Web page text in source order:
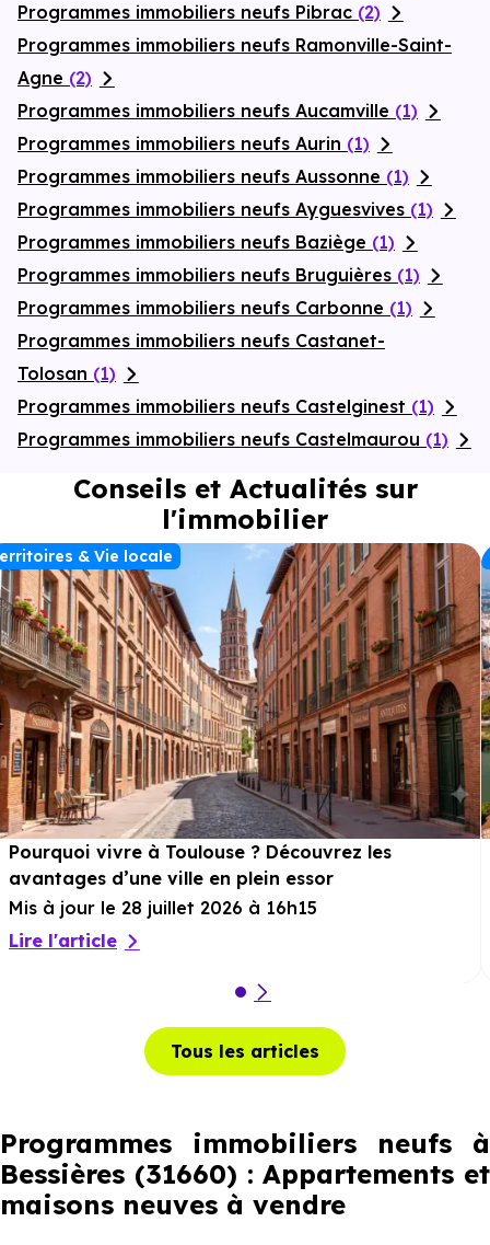
Programmes immobiliers neufs Pibrac (2)
Programmes immobiliers neufs Ramonville-Saint-
Agne (2)
Programmes immobiliers neufs Aucamville (1)
Programmes immobiliers neufs Aurin (1)
Programmes immobiliers neufs Aussonne (1)
Programmes immobiliers neufs Ayguesvives (1)
Programmes immobiliers neufs Baziège (1)
Programmes immobiliers neufs Bruguières (1)
Programmes immobiliers neufs Carbonne (1)
Programmes immobiliers neufs Castanet-
Tolosan (1)
Programmes immobiliers neufs Castelginest (1)
Programmes immobiliers neufs Castelmaurou (1)
Conseils et Actualités sur
l'immobilier
& Vie locale
Pourquoi vivre à Toulouse ? Découvrez les
avantages d’une ville en plein essor
Mis à jour le 28 juillet 2026 à 16h15
Lire l'article
Tous les articles
Programmes immobiliers neufs à
Bessières (31660) : Appartements et
maisons neuves à vendre